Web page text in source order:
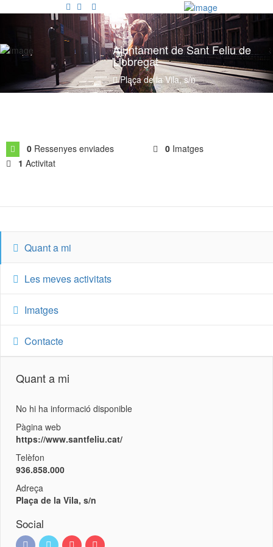
Inicia la sessió
Afegeix activitat
Mercats de Nadal
Comarques
Ajuntament de Sant Feliu de
Llobregat
Plaça de la Vila, s/n
0 Ressenyes enviades 0 Imatges
1 Activitat
Quant a mi
Les meves activitats
Imatges
Contacte
Quant a mi
No hi ha informació disponible
Pàgina web
https://www.santfeliu.cat/
Telèfon
936.858.000
Adreça
Plaça de la Vila, s/n
Social